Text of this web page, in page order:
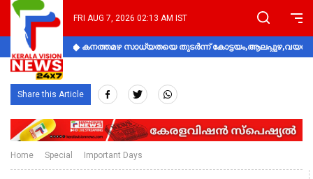
FRI AUG 7, 2026 02:13 AM IST
കനത്തമഴ സാധ്യതയെ തുടർന്ന്
Share this Article
Home Special Important Days